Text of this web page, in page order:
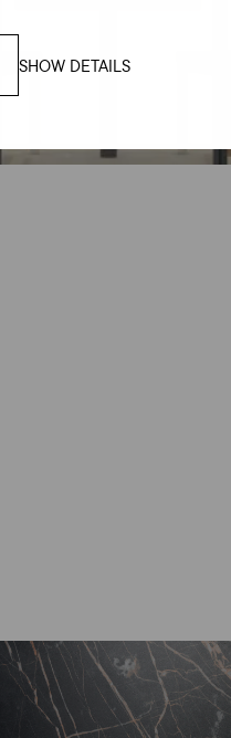
SHOW DETAILS